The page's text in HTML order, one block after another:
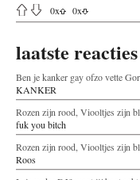
0x 0x
laatste reacties
Ben je kanker gay ofzo vette
KANKER
Rozen zijn rood, Viooltjes zijn
fuk you bitch
Rozen zijn rood, Viooltjes zijn
Roos